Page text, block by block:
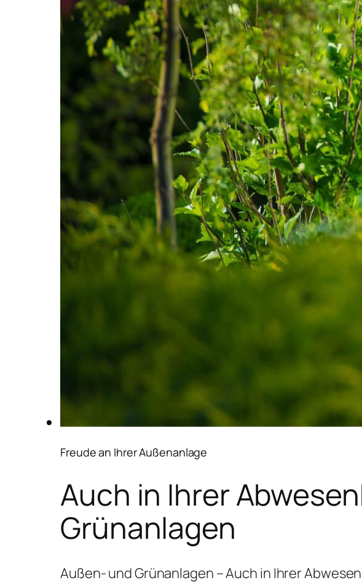
Freude an Ihrer Außenanlage
Auch in Ihrer
Grünanlagen
Außen- und Grünanlagen – Auch in Ihrer